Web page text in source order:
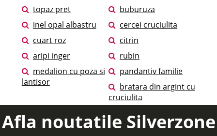
topaz pret
buburuza
inel opal albastru
cercei cruciulita
cuart roz
citrin
aripi inger
rubin
medalion cu poza si
lantisor
pandantiv familie
bratara din argint cu
cruciulita
Afla noutatile Silverzone